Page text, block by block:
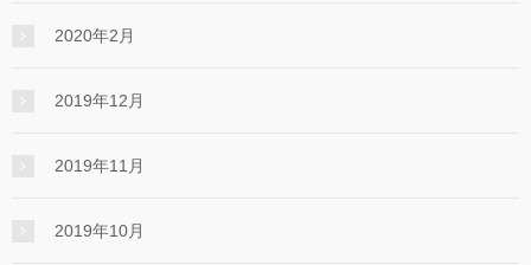
2020年2月
2019年12月
2019年11月
2019年10月